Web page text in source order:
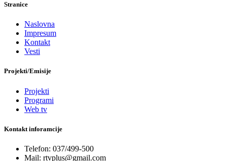
Stranice
Naslovna
Impresum
Kontakt
Vesti
Projekti/Emisije
Projekti
Programi
Web tv
Kontakt inforamcije
Telefon: 037/499-500
Mail: rtvplus@gmail.com